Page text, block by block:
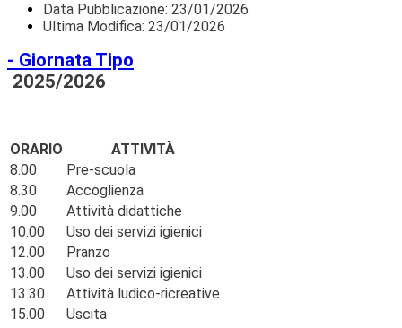
Data Pubblicazione: 23/01/2026
Ultima Modifica: 23/01/2026
- Giornata Tipo
2025/2026
ORARIO
ATTIVITÀ
8.00
Pre-scuola
8.30
Accoglienza
9.00
Attività didattiche
10.00
Uso dei servizi igienici
12.00
Pranzo
13.00
Uso dei servizi igienici
13.30
Attività ludico-ricreative
15.00
Uscita